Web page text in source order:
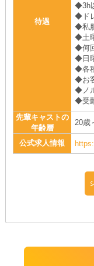
待遇
◆3h
◆ド
◆私
◆土
◆何
◆日
◆各
◆お
◆ノ
◆受
先輩キャストの
年齢層
20歳
公式求人情報